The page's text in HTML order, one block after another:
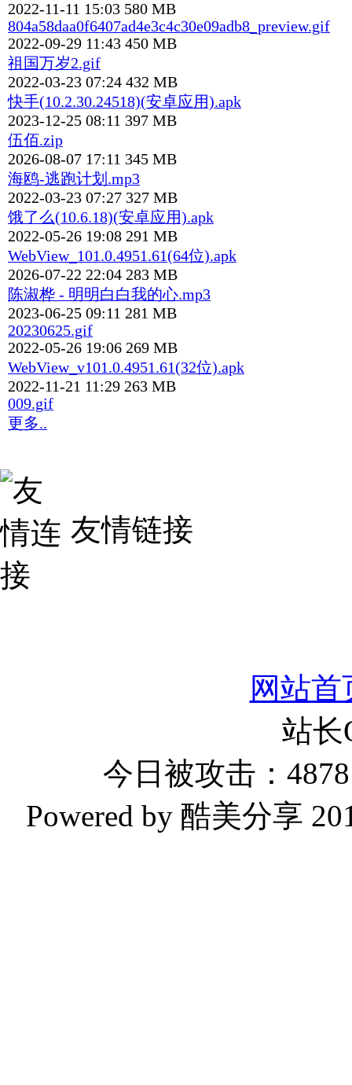
2022-11-11 15:03 580 MB
804a58daa0f6407ad4e3c4c30e09adb8_preview.gif
2022-09-29 11:43 450 MB
祖国万岁2.gif
2022-03-23 07:24 432 MB
快手(10.2.30.24518)(安卓应用).apk
2023-12-25 08:11 397 MB
伍佰.zip
2026-08-07 17:11 345 MB
海鸥-逃跑计划.mp3
2022-03-23 07:27 327 MB
饿了么(10.6.18)(安卓应用).apk
2022-05-26 19:08 291 MB
WebView_101.0.4951.61(64位).apk
2026-07-22 22:04 283 MB
陈淑桦 - 明明白白我的心.mp3
2023-06-25 09:11 281 MB
20230625.gif
2022-05-26 19:06 269 MB
WebView_v101.0.4951.61(32位).apk
2022-11-21 11:29 263 MB
009.gif
更多..
友情链接
网站首
站
今日被攻击：
Powered by 酷美分享